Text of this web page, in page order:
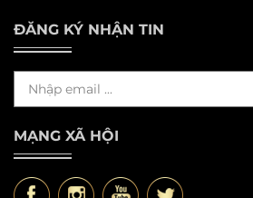
ĐĂNG KÝ NHẬN TIN
MẠNG XÃ HỘI